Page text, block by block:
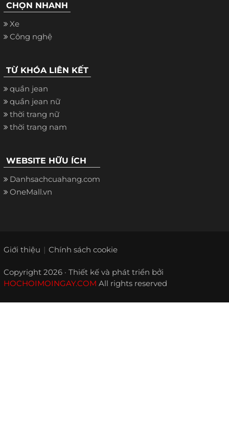
CHỌN NHANH
Xe
Công nghệ
TỪ KHÓA LIÊN KẾT
quần jean
quần jean nữ
thời trang nữ
thời trang nam
WEBSITE HỮU ÍCH
Danhsachcuahang.com
OneMall.vn
Giới thiệu Chính sách cookie
Copyright 2026 · Thiết kế và phát triển bởi
HOCHOIMOINGAY.COM All rights reserved